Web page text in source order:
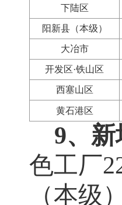
下陆区
阳新县（本级）
大冶市
开发区·铁山区
西塞山区
黄石港区
9、
色工厂
（本级）